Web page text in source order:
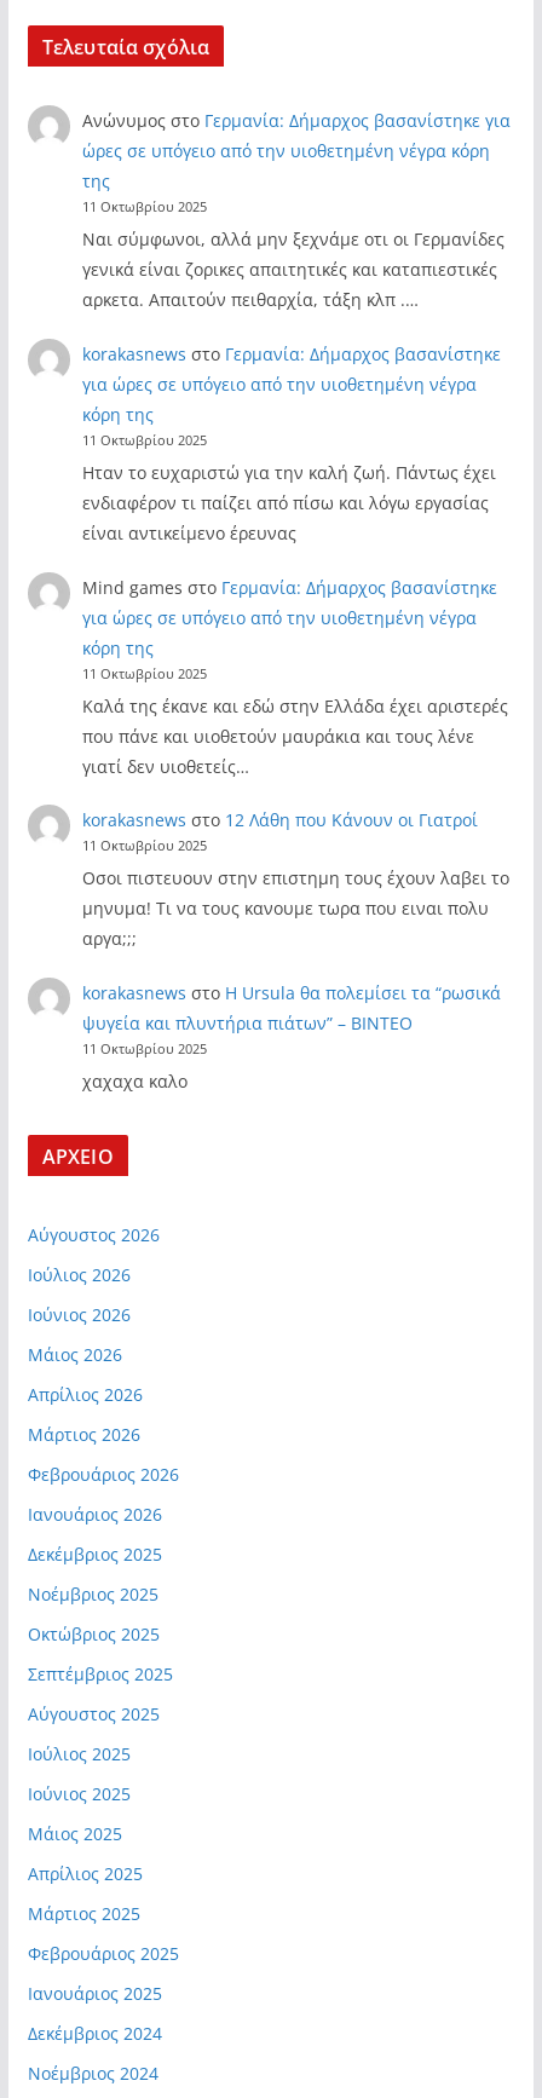
Τελευταία σχόλια
Ανώνυμος στο Γερμανία: Δήμαρχος βασανίστηκε για
ώρες σε υπόγειο από την υιοθετημένη νέγρα κόρη
της
11 Οκτωβρίου 2025
Ναι σύμφωνοι, αλλά μην ξεχνάμε οτι οι Γερμανίδες
γενικά είναι ζορικες απαιτητικές και καταπιεστικές
αρκετα. Απαιτούν πειθαρχία, τάξη κλπ .…
korakasnews στο Γερμανία: Δήμαρχος βασανίστηκε
για ώρες σε υπόγειο από την υιοθετημένη νέγρα
κόρη της
11 Οκτωβρίου 2025
Ηταν το ευχαριστώ για την καλή ζωή. Πάντως έχει
ενδιαφέρον τι παίζει από πίσω και λόγω εργασίας
είναι αντικείμενο έρευνας
Mind games στο Γερμανία: Δήμαρχος βασανίστηκε
για ώρες σε υπόγειο από την υιοθετημένη νέγρα
κόρη της
11 Οκτωβρίου 2025
Καλά της έκανε και εδώ στην Ελλάδα έχει αριστερές
που πάνε και υιοθετούν μαυράκια και τους λένε
γιατί δεν υιοθετείς…
korakasnews στο 12 Λάθη που Κάνουν οι Γιατροί
11 Οκτωβρίου 2025
Οσοι πιστευουν στην επιστημη τους έχουν λαβει το
μηνυμα! Τι να τους κανουμε τωρα που ειναι πολυ
αργα;;;
korakasnews στο Η Ursula θα πολεμίσει τα “ρωσικά
ψυγεία και πλυντήρια πιάτων” – ΒΙΝΤΕΟ
11 Οκτωβρίου 2025
χαχαχα καλο
ΑΡΧΕΙΟ
Αύγουστος 2026
Ιούλιος 2026
Ιούνιος 2026
Μάιος 2026
Απρίλιος 2026
Μάρτιος 2026
Φεβρουάριος 2026
Ιανουάριος 2026
Δεκέμβριος 2025
Νοέμβριος 2025
Οκτώβριος 2025
Σεπτέμβριος 2025
Αύγουστος 2025
Ιούλιος 2025
Ιούνιος 2025
Μάιος 2025
Απρίλιος 2025
Μάρτιος 2025
Φεβρουάριος 2025
Ιανουάριος 2025
Δεκέμβριος 2024
Νοέμβριος 2024